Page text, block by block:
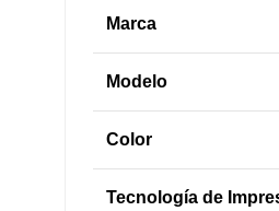
Marca
Modelo
Color
Tecnología de